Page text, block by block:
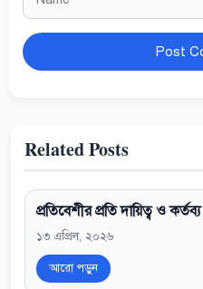
Website
Related Posts
প্রতিবেশীর প্রতি দায়িত্ব ও
১৩ এপ্রিল, ২০২৬
আরো পড়ুন